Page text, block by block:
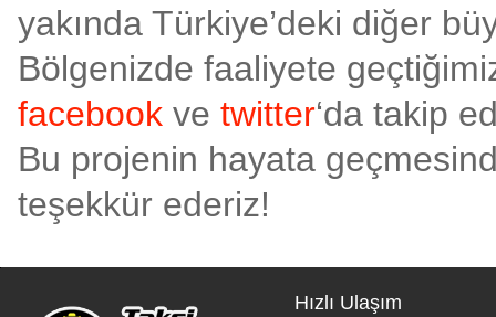
yakında Türkiye’deki diğer
Bölgenizde faaliyete
facebook ve twitter‘da takip
Bu projenin hayata
teşekkür ederiz!
Hızlı Ulaşım